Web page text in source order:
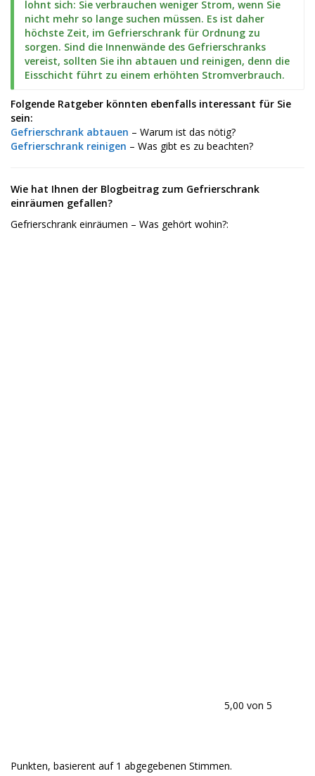
lohnt sich: Sie verbrauchen weniger Strom, wenn Sie
nicht mehr so lange suchen müssen. Es ist daher
höchste Zeit, im Gefrierschrank für Ordnung zu
sorgen. Sind die Innenwände des Gefrierschranks
vereist, sollten Sie ihn abtauen und reinigen, denn die
Eisschicht führt zu einem erhöhten Stromverbrauch.
Folgende Ratgeber könnten ebenfalls interessant für Sie
sein:
Gefrierschrank abtauen – Warum ist das nötig?
Gefrierschrank reinigen – Was gibt es zu beachten?
Wie hat Ihnen der Blogbeitrag zum Gefrierschrank
einräumen gefallen?
Gefrierschrank einräumen – Was gehört wohin?:
5,00 von 5
Punkten, basierent auf 1 abgegebenen Stimmen.